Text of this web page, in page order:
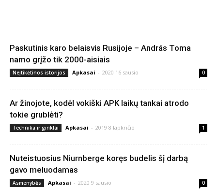
Paskutinis karo belaisvis Rusijoje – András Toma
namo grįžo tik 2000-aisiais
Neįtikėtinos istorijos Apkasai - 2020 16 sausio 0
Ar žinojote, kodėl vokiški APK laikų tankai atrodo
tokie grublėti?
Technika ir ginklai Apkasai - 2019 8 lapkričio 1
Nuteistuosius Niurnberge koręs budelis šį darbą
gavo meluodamas
Asmenybės Apkasai - 2020 9 sausio 0